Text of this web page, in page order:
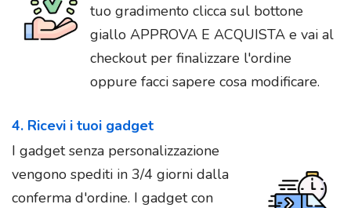
tuo gradimento clicca sul bottone
giallo APPROVA E ACQUISTA e vai al
checkout per finalizzare l'ordine
oppure facci sapere cosa modificare.
4. Ricevi i tuoi gadget
I gadget senza personalizzazione
vengono spediti in 3/4 giorni dalla
conferma d'ordine. I gadget con